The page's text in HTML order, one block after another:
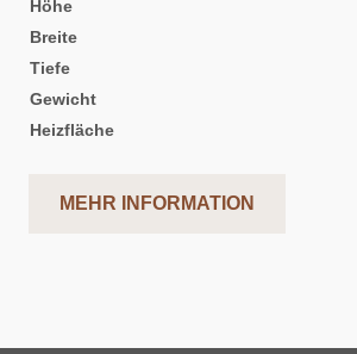
Höhe
Breite
Tiefe
Gewicht
Heizfläche
MEHR INFORMATION